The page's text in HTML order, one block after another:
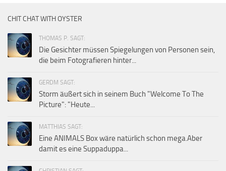
CHIT CHAT WITH OYSTER
THOMAS P. SAGT:
Die Gesichter müssen Spiegelungen von Personen sein,
die beim Fotografieren hinter...
GERDM SAGT:
Storm äußert sich in seinem Buch "Welcome To The
Picture": "Heute...
MATTHIAS SAGT:
Eine ANIMALS Box wäre natürlich schon mega.Aber
damit es eine Suppaduppa...